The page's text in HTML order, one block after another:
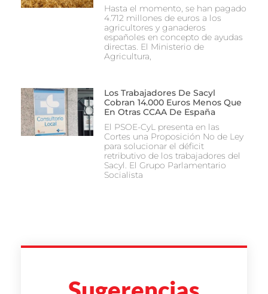
Hasta el momento, se han pagado
4.712 millones de euros a los
agricultores y ganaderos
españoles en concepto de ayudas
directas. El Ministerio de
Agricultura,
Los Trabajadores De Sacyl
Cobran 14.000 Euros Menos Que
En Otras CCAA De España
El PSOE-CyL presenta en las
Cortes una Proposición No de Ley
para solucionar el déficit
retributivo de los trabajadores del
Sacyl. El Grupo Parlamentario
Socialista